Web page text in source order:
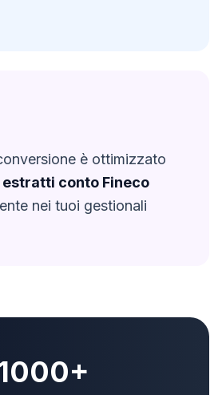
è ottimizzato
conto Fineco
nei tuoi gestionali